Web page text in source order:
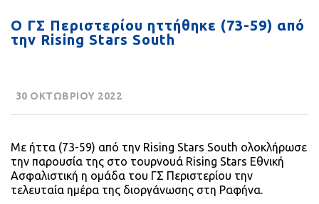
Ο ΓΣ Περιστερίου ηττήθηκε (73-59) από
την Rising Stars South
30 ΟΚΤΩΒΡΙΟΥ 2022
Με ήττα (73-59) από την Rising Stars South ολοκλήρωσε
την παρουσία της στο τουρνουά Rising Stars Εθνική
Ασφαλιστική η ομάδα του ΓΣ Περιστερίου την
τελευταία ημέρα της διοργάνωσης στη Ραφήνα.